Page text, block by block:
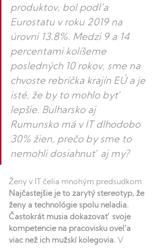
produktov, bol podľa
Eurostatu v roku 2019 na
úrovni 13.8%. Medzi 9 a 14
percentami kolíšeme
posledných 10 rokov, sme na
chvoste rebríčka krajín EÚ a je
isté, že by to mohlo byť
lepšie. Bulharsko aj
Rumunsko má v IT dlhodobo
30% žien, prečo by sme to
nemohli dosiahnuť aj my?
Ženy v IT čelia mnohým predsudkom.
Najčastejšie je to zarytý stereotyp, že
ženy a technológie spolu neladia.
Častokrát musia dokazovať svoje
kompetencie na pracovisku oveľa
viac než ich mužskí kolegovia. V